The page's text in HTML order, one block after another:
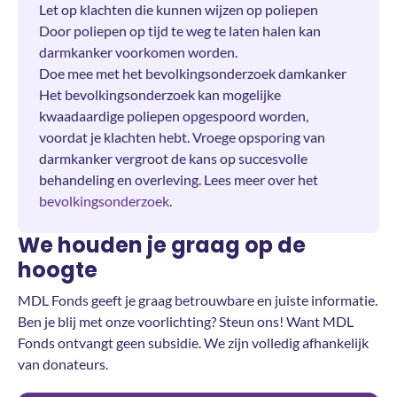
Let op klachten die kunnen wijzen op poliepen
Door poliepen op tijd te weg te laten halen kan
darmkanker voorkomen worden.
Doe mee met het bevolkingsonderzoek damkanker
Het bevolkingsonderzoek kan mogelijke
kwaadaardige poliepen opgespoord worden,
voordat je klachten hebt. Vroege opsporing van
darmkanker vergroot de kans op succesvolle
behandeling en overleving. Lees meer over het
bevolkingsonderzoek.
We houden je graag op de
hoogte
MDL Fonds geeft je graag betrouwbare en juiste informatie.
Ben je blij met onze voorlichting? Steun ons! Want MDL
Fonds ontvangt geen subsidie. We zijn volledig afhankelijk
van donateurs.